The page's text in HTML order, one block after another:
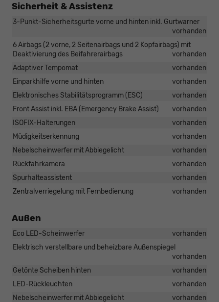
Sicherheit & Assistenz
3-Punkt-Sicherheitsgurte vorne und hinten inkl. Gurtwarner
vorhanden
6 Airbags (2 vorne, 2 Seitenairbags und 2 Kopfairbags) mit
Deaktivierung des Beifahrerairbags
vorhanden
Adaptiver Tempomat
vorhanden
Einparkhilfe vorne und hinten
vorhanden
Elektronisches Stabilitätsprogramm (ESC)
vorhanden
Front Assist inkl. EBA (Emergency Brake Assist)
vorhanden
ISOFIX-Halterungen
vorhanden
Müdigkeitserkennung
vorhanden
Nebelscheinwerfer mit Abbiegelicht
vorhanden
Rückfahrkamera
vorhanden
Spurhalteassistent
vorhanden
Zentralverriegelung mit Fernbedienung
vorhanden
Außen
Eco LED-Scheinwerfer
vorhanden
Elektrisch verstellbare und beheizbare Außenspiegel
vorhanden
Getönte Scheiben hinten
vorhanden
LED-Rückleuchten
vorhanden
Nebelscheinwerfer mit Abbiegelicht
vorhanden